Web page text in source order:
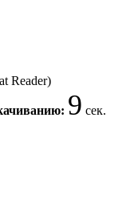
Reader)
9 сек.